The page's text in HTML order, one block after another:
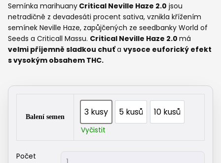
Semínka marihuany Critical Neville Haze 2.0 jsou
netradičně z devadesáti procent sativa, vznikla křížením
semínek Neville Haze, zapůjčených ze seedbanky World of
Seeds a Criticall Massu. Critical Neville Haze 2.0 má
velmi příjemně sladkou chuťa vysoce euforický efekt
s vysokým obsahem THC.
Balení semen 3 kusy
3 kusy 5 kusů
5 kusů 10 kusů
10 kusů
Vyčistit
Počet
Delicious